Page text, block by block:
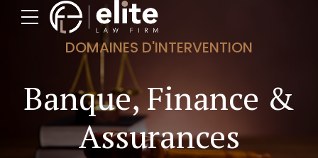
DOMAINES D'INTERVENTION
Banque, Finance &
Assurances